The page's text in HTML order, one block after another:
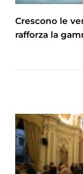
Crescono le
rafforza la